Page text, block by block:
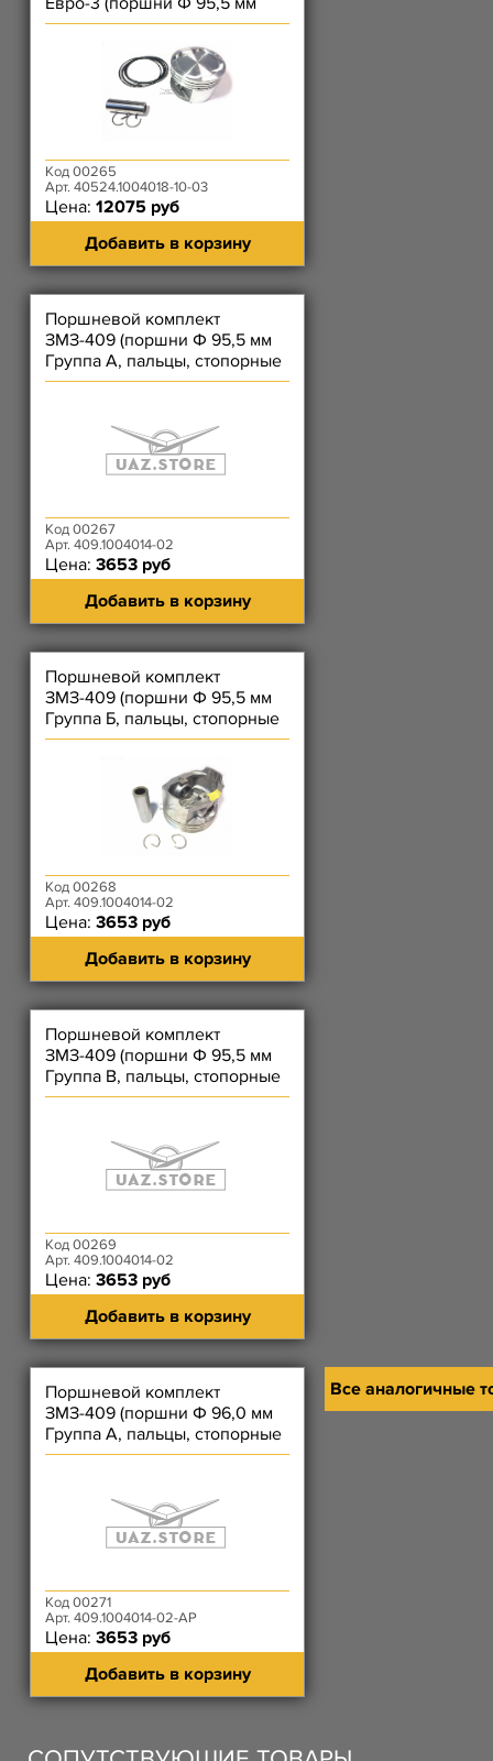
Группа В, кольца поршневые
95,5 после апреля 2010,
пальцы, стопорные кольца)
Код 00265
Арт. 40524.1004018-10-03
Цена: 12075 руб
Добавить в корзину
Поршневой комплект
ЗМЗ-409 (поршни Ф 95,5 мм
Группа А, пальцы, стопорные
кольца)
Код 00267
Арт. 409.1004014-02
Цена: 3653 руб
Добавить в корзину
Поршневой комплект
ЗМЗ-409 (поршни Ф 95,5 мм
Группа Б, пальцы, стопорные
кольца)
Код 00268
Арт. 409.1004014-02
Цена: 3653 руб
Добавить в корзину
Поршневой комплект
ЗМЗ-409 (поршни Ф 95,5 мм
Группа В, пальцы, стопорные
кольца)
Код 00269
Арт. 409.1004014-02
Цена: 3653 руб
Добавить в корзину
Поршневой комплект
ЗМЗ-409 (поршни Ф 96,0 мм
Группа А, пальцы, стопорные
кольца)
Код 00271
Арт. 409.1004014-02-АР
Цена: 3653 руб
Добавить в корзину
Все аналогичные